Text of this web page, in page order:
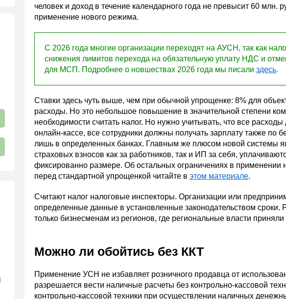
человек и доход в течение календарного года не превысит 60 млн.
применение нового режима.
С 2026 года многие организации переходят на АУСН, так как
снижения лимитов перехода на обязательную уплату НДС и
для МСП. Подробнее о новшествах 2026 года мы писали здесь.
Ставки здесь чуть выше, чем при обычной упрощенке: 8% для
расходы. Но это небольшое повышение в значительной степени
необходимости считать налог. Но нужно учитывать, что все
онлайн-кассе, все сотрудники должны получать зарплату также по
лишь в определенных банках. Главным же плюсом новой системы
страховых взносов как за работников, так и ИП за себя,
фиксированно размере. Об остальных ограничениях в применении
перед стандартной упрощенкой читайте в этом материале.
Считают налог налоговые инспекторы. Организации или
определенные данные в установленные законодательством сроки.
только бизнесменам из регионов, где региональные власти
Можно ли обойтись без ККТ
Применение УСН не избавляет розничного продавца от
разрешается вести наличные расчеты без контрольно-кассовой
контрольно-кассовой техники при осуществлении наличных